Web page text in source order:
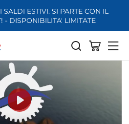
ESTIVI. SI PARTE CON IL
- DISPONIBILITA' LIMITATE
Play